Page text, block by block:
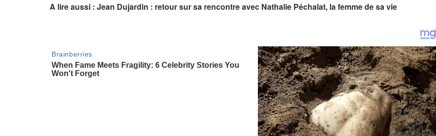
A lire aussi : Jean Dujardin : retour sur sa rencontre avec Nathalie Péchalat, la femme de sa vie